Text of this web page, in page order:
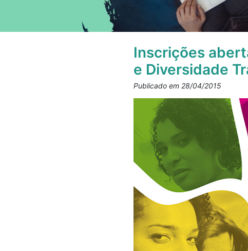
Inscrições
e Diversidade
Publicado em 28/04/2015